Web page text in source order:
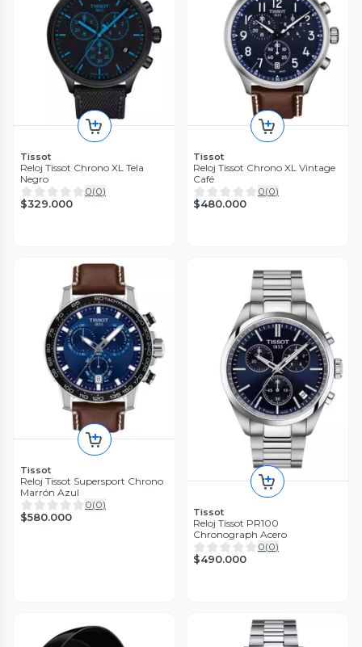
Tissot
Reloj Tissot Chrono XL Tela
Negro
0(0)
$329.000
Tissot
Reloj Tissot Chrono XL Vintage
Café
0(0)
$480.000
Tissot
Reloj Tissot Supersport Chrono
Marrón Azul
0(0)
$580.000 Tissot
Reloj Tissot PR100
Chronograph Acero
0(0)
$490.000